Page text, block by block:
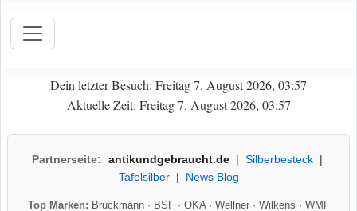
Dein letzter Besuch: Freitag 7. August 2026, 03:57
Aktuelle Zeit: Freitag 7. August 2026, 03:57
Partnerseite: antikundgebraucht.de| Silberbesteck|
Tafelsilber| News Blog
Top Marken: Bruckmann· BSF· OKA· Wellner· Wilkens · WMF